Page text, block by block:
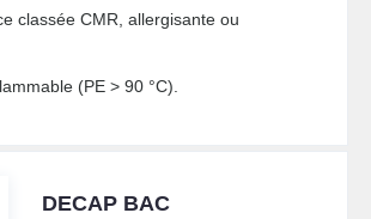
classée CMR, allergisante ou
(PE > 90 °C).
DECAP BAC